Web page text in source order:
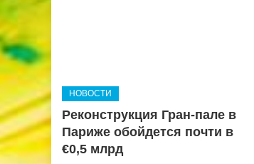
НОВОСТИ
Реконструкция Гран-пале в
Париже обойдется почти в
€0,5 млрд